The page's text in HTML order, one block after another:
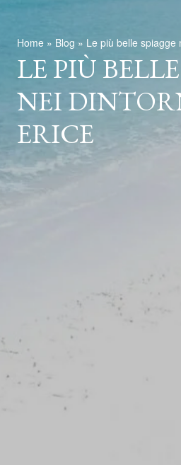
Home » Blog » Le più belle spiagge
LE PIÙ
NEI
ERICE